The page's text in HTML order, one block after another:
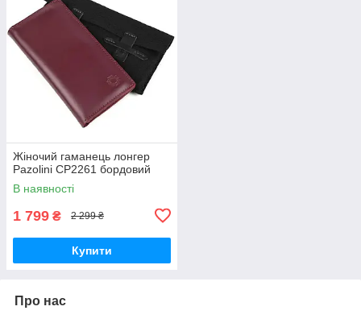
Жіночий гаманець лонгер
Pazolini CP2261 бордовий
В наявності
1 799 ₴ 2 299 ₴
Купити
Про нас